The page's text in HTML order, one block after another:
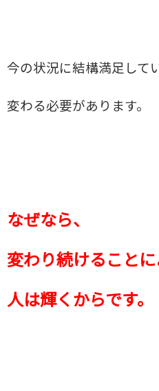
今の状況に結構満足して
変わる必要があります。
なぜなら、
変わり続けることに
人は輝くからです。